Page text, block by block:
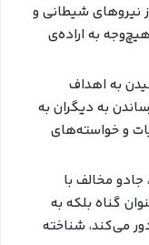
نیروهای شیطانی و
به اراده‌ی
به اهداف
به دیگران به
و خواسته‌های
مخالف با
گناه بلکه به
می‌کند، شناخته